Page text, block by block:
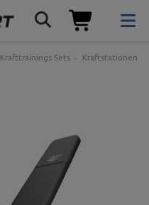
Krafttrainings Sets Kraftstationen